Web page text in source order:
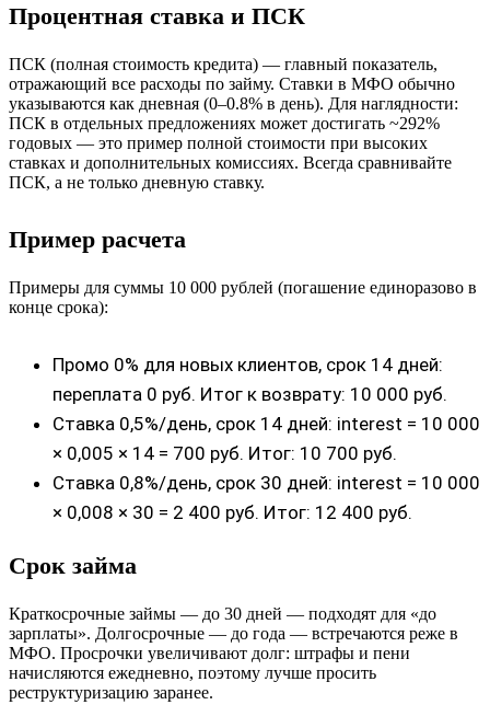
Процентная ставка и ПСК
ПСК (полная стоимость кредита) — главный показатель,
отражающий все расходы по займу. Ставки в МФО обычно
указываются как дневная (0–0.8% в день). Для наглядности:
ПСК в отдельных предложениях может достигать ~292%
годовых — это пример полной стоимости при высоких
ставках и дополнительных комиссиях. Всегда сравнивайте
ПСК, а не только дневную ставку.
Пример расчета
Примеры для суммы 10 000 рублей (погашение единоразово в
конце срока):
Промо 0% для новых клиентов, срок 14 дней:
переплата 0 руб. Итог к возврату: 10 000 руб.
Ставка 0,5%/день, срок 14 дней: interest = 10 000
× 0,005 × 14 = 700 руб. Итог: 10 700 руб.
Ставка 0,8%/день, срок 30 дней: interest = 10 000
× 0,008 × 30 = 2 400 руб. Итог: 12 400 руб.
Срок займа
Краткосрочные займы — до 30 дней — подходят для «до
зарплаты». Долгосрочные — до года — встречаются реже в
МФО. Просрочки увеличивают долг: штрафы и пени
начисляются ежедневно, поэтому лучше просить
реструктуризацию заранее.